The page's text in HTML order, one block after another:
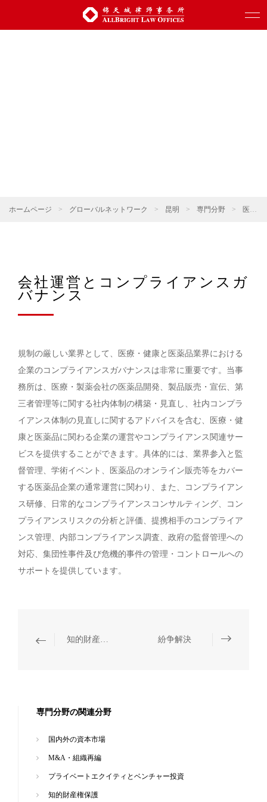
ホームページ > グローバルネットワーク > 昆明 > 専門分野 > 医療と健康・薬事
会社運営とコンプライアンスガ
バナンス
規制の厳しい業界として、医療・健康と医薬品業界における
企業のコンプライアンスガバナンスは非常に重要です。当事
務所は、医療・製薬会社の医薬品開発、製品販売・宣伝、第
三者管理等に関する社内体制の構築・見直し、社内コンプラ
イアンス体制の見直しに関するアドバイスを含む、医療・健
康と医薬品に関わる企業の運営やコンプライアンス関連サー
ビスを提供することができます。具体的には、業界参入と監
督管理、学術イベント、医薬品のオンライン販売等をカバー
する医薬品企業の通常運営に関わり、また、コンプライアン
ス研修、日常的なコンプライアンスコンサルティング、コン
プライアンスリスクの分析と評価、提携相手のコンプライア
ンス管理、内部コンプライアンス調査、政府の監督管理への
対応、集団性事件及び危機的事件の管理・コントロールへの
サポートを提供しています。
知的財産権保護 紛争解決
専門分野の関連分野
国内外の資本市場
M&A・組織再編
プライベートエクイティとベンチャー投資
知的財産権保護